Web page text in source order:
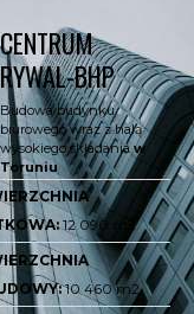
CENTRUM
RYWAL-BHP
Budowa budynku
biurowego wraz z halą
wysokiego składaniaw
Toruniu
12 090 m2
10 460 m2